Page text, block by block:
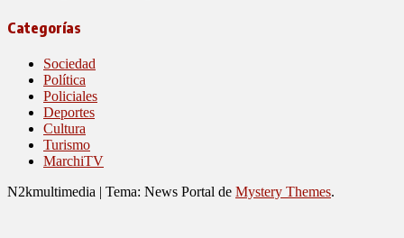
Categorías
Sociedad
Política
Policiales
Deportes
Cultura
Turismo
MarchiTV
N2kmultimedia | Tema: News Portal de Mystery Themes.